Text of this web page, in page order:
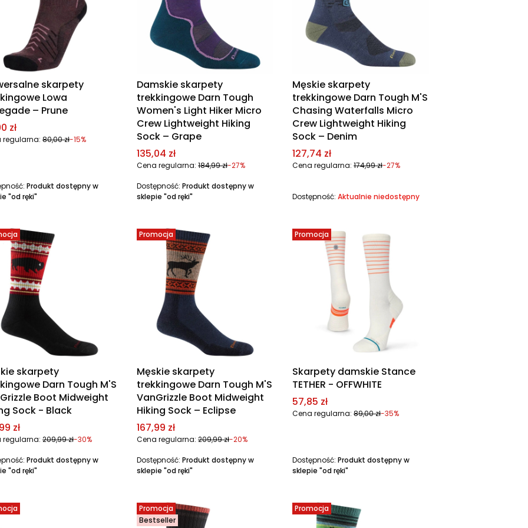
skarpety
Lowa
– Prune
promocyjna
zł
regularna: 80,00 zł-15%
Produkt dostępny w
"od ręki"
Damskie skarpety
trekkingowe Darn Tough
Women's Light Hiker Micro
Crew Lightweight Hiking
Sock – Grape
Cena promocyjna
135,04 zł
Cena regularna: 184,99 zł-27%
Dostępność: Produkt dostępny w
sklepie "od ręki"
Męskie skarpety
trekkingowe Darn Tough M'S
Chasing Waterfalls Micro
Crew Lightweight Hiking
Sock – Denim
Cena promocyjna
127,74 zł
Cena regularna: 174,99 zł-27%
Dostępność: Aktualnie niedostępny
skarpety
Darn Tough M'S
Boot Midweight
Sock - Black
promocyjna
zł
regularna: 209,99 zł-30%
Produkt dostępny w
"od ręki"
Promocja
Męskie skarpety
trekkingowe Darn Tough M'S
VanGrizzle Boot Midweight
Hiking Sock – Eclipse
Cena promocyjna
167,99 zł
Cena regularna: 209,99 zł-20%
Dostępność: Produkt dostępny w
sklepie "od ręki"
Promocja
Skarpety damskie Stance
TETHER - OFFWHITE
Cena promocyjna
57,85 zł
Cena regularna: 89,00 zł-35%
Dostępność: Produkt dostępny w
sklepie "od ręki"
Promocja
Bestseller
Promocja